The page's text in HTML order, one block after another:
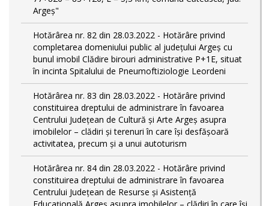
Argeș"
Hotărârea nr. 82 din 28.03.2022 - Hotărâre privind
completarea domeniului public al judeţului Argeş cu
bunul imobil Clădire birouri administrative P+1E, situat
în incinta Spitalului de Pneumoftiziologie Leordeni
Hotărârea nr. 83 din 28.03.2022 - Hotărâre privind
constituirea dreptului de administrare în favoarea
Centrului Județean de Cultură și Arte Argeș asupra
imobilelor – clădiri și terenuri în care își desfășoară
activitatea, precum și a unui autoturism
Hotărârea nr. 84 din 28.03.2022 - Hotărâre privind
constituirea dreptului de administrare în favoarea
Centrului Județean de Resurse și Asistență